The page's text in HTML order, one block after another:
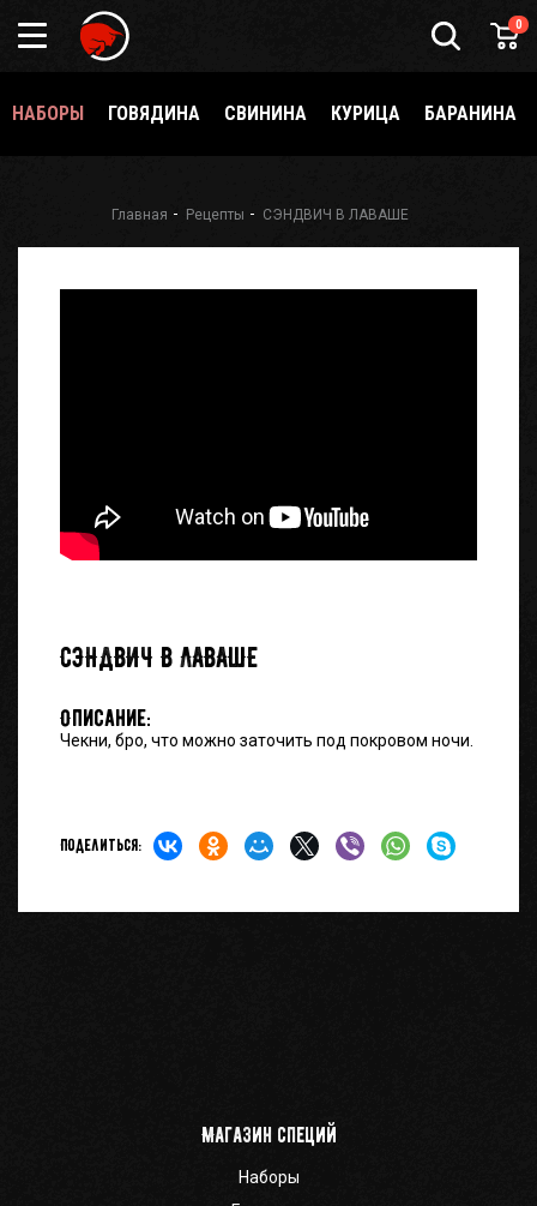
0
НАБОРЫ ГОВЯДИНА СВИНИНА КУРИЦА БАРАНИНА
Главная Рецепты СЭНДВИЧ В ЛАВАШЕ
СЭНДВИЧ В ЛАВАШЕ
Описание:
Чекни, бро, что можно заточить под покровом ночи.
Поделиться:
Магазин специй
Наборы